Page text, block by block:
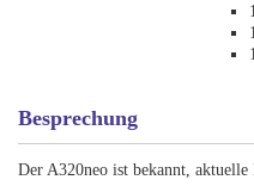
Besprechung
Der A320neo ist bekannt,